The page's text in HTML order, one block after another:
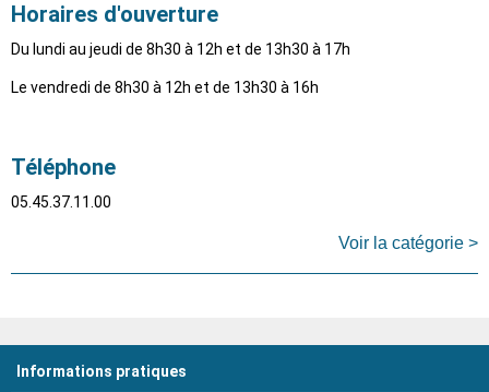
Horaires d'ouverture
Du lundi au jeudi de 8h30 à 12h et de 13h30 à 17h
Le vendredi de 8h30 à 12h et de 13h30 à 16h
Téléphone
05.45.37.11.00
Voir la catégorie >
Informations pratiques